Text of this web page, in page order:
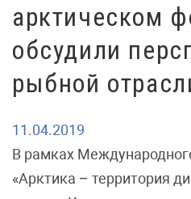
арктическом
обсудили
рыбной
11.04.2019
В рамках
«Арктика – территория